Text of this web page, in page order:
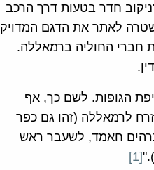
חדר בטעות דרך הרכב
לאתר את הדגם המדויק
את חברי החוליה ברמאללה.
הגופות. לשם כך, אף
לרמאללה (זהו גם כפר
חאמד, לשעבר ראש
[1]